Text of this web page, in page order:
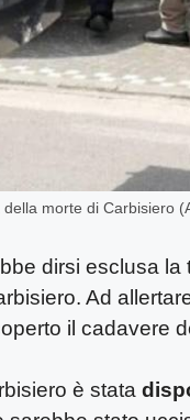
morte di Carbisiero
dirsi esclusa
Ad
il cadavere
è stata